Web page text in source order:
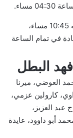
ويعرض على قناة الحباة في تمام الساعه 10:45 مساء،
صباحًا، والإعادة في تمام الساعة
البطل
العوضي، ميرنا
كارولين عزمي،
العزيز،
أبو داوود، عايدة